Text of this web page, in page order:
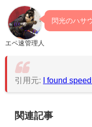
エペ速管理人
閃光のハサ
引用元: I found
関連記事